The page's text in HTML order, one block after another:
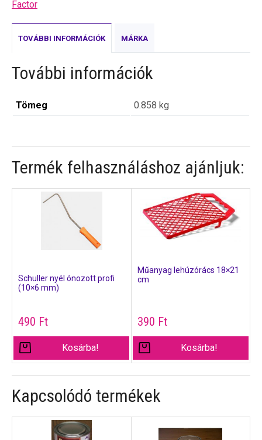
Factor
TOVÁBBI INFORMÁCIÓK MÁRKA
További információk
Tömeg 0.858 kg
Termék felhasználáshoz ajánljuk:
Schuller nyél ónozott profi
(10×6 mm)
490 Ft
Kosárba!
Műanyag lehúzórács 18×21
cm
390 Ft
Kosárba!
Kapcsolódó termékek